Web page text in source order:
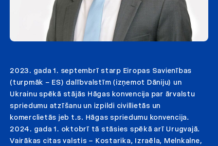
2023. gada 1. septembrī starp Eiropas Savienības
(turpmāk – ES) dalībvalstīm (izņemot Dāniju) un
Ukrainu spēkā stājās Hāgas konvencija par ārvalstu
spriedumu atzīšanu un izpildi civillietās un
komerclietās jeb t.s. Hāgas spriedumu konvencija.
2024. gada 1. oktobrī tā stāsies spēkā arī Urugvajā.
Vairākas citas valstis – Kostarika, Izraēla, Melnkalne,